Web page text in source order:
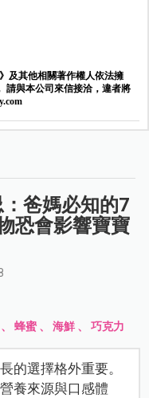
及其他相關著作權人依法擁
請與本公司來信接洽，違者將
爸媽必知的7
恐會影響寶寶
、蜂蜜 、海鮮 、巧克力
的選擇格外重要。
養來源與口感體